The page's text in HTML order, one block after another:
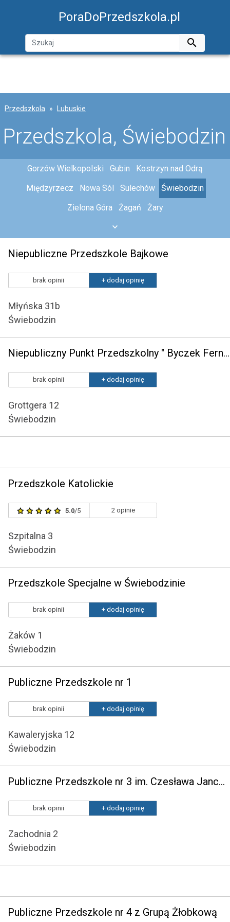
PoraDoPrzedszkola.pl

Przedszkola Lubuskie
Przedszkola, Świebodzin
Gorzów Wielkopolski Gubin
Kostrzyn nad Odrą
Międzyrzecz
Nowa Sól Sulechów
Świebodzin
Zielona Góra
Żagań Żary
Niepubliczne Przedszkole Bajkowe
brak opinii + dodaj opinię
Młyńska 31b
Świebodzin
Niepubliczny Punkt Przedszkolny " Byczek Fernando"
brak opinii + dodaj opinię
Grottgera 12
Świebodzin
Przedszkole Katolickie
5.0/5 2 opinie
Szpitalna 3
Świebodzin
Przedszkole Specjalne w Świebodzinie
brak opinii + dodaj opinię
Żaków 1
Świebodzin
Publiczne Przedszkole nr 1
brak opinii + dodaj opinię
Kawaleryjska 12
Świebodzin
Publiczne Przedszkole nr 3 im. Czesława Janczarskiego
brak opinii + dodaj opinię
Zachodnia 2
Świebodzin
Publiczne Przedszkole nr 4 z Grupą Żłobkową